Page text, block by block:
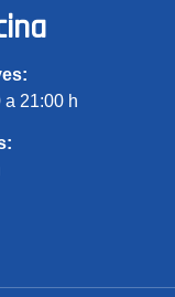
a 21:00 h